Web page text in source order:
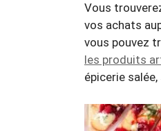
Vous
vos achats
vous pouvez
les produits
épicerie